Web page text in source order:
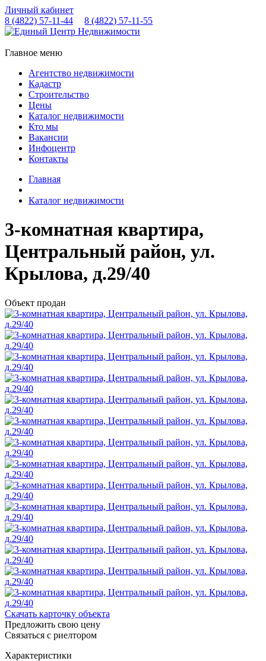
Личный кабинет
8 (4822) 57-11-44 8 (4822) 57-11-55
Главное меню
Агентство недвижимости
Кадастр
Строительство
Цены
Каталог недвижимости
Кто мы
Вакансии
Инфоцентр
Контакты
Главная
Каталог недвижимости
3-комнатная квартира,
Центральный район, ул.
Крылова, д.29/40
Объект продан
Скачать карточку объекта
Предложить свою цену
Связаться с риелтором
Характеристики